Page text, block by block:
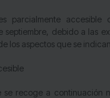
parcialmente accesible
septiembre, debido a las
los aspectos que se
se recoge a continuación